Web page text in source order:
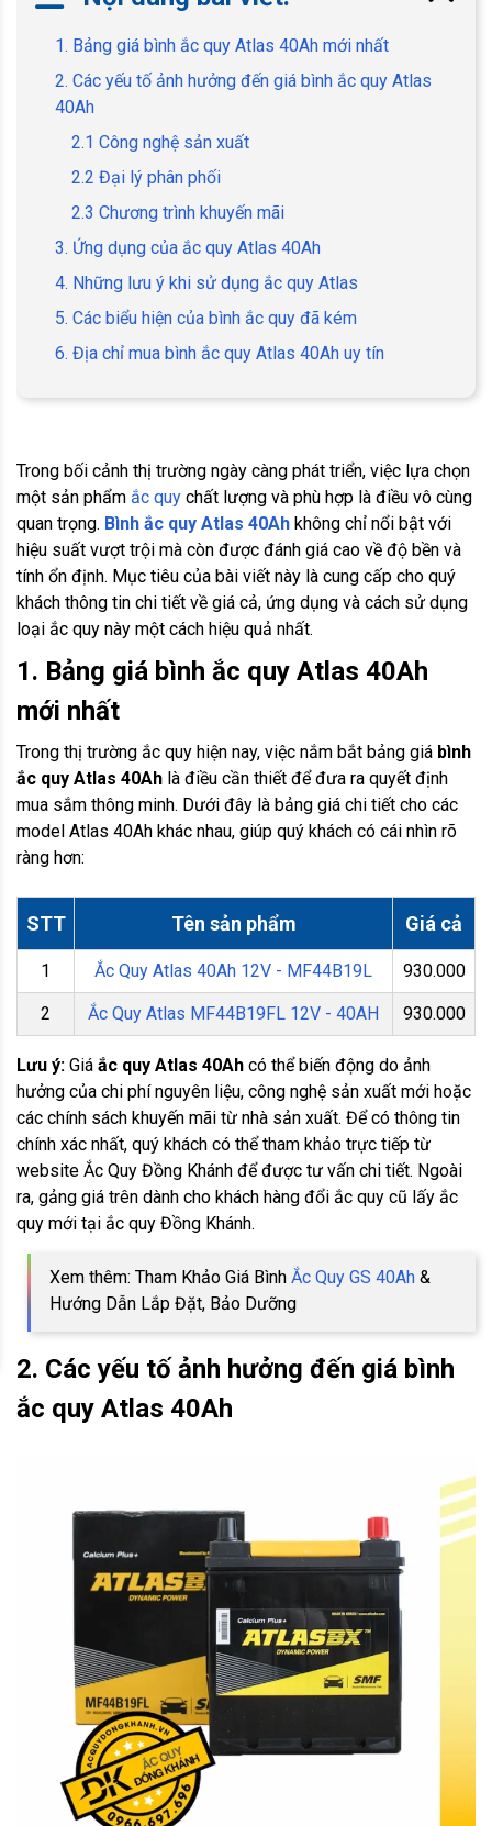
1. Bảng giá bình ắc quy Atlas 40Ah mới nhất
2. Các yếu tố ảnh hưởng đến giá bình ắc quy Atlas
40Ah
2.1 Công nghệ sản xuất
2.2 Đại lý phân phối
2.3 Chương trình khuyến mãi
3. Ứng dụng của ắc quy Atlas 40Ah
4. Những lưu ý khi sử dụng ắc quy Atlas
5. Các biểu hiện của bình ắc quy đã kém
6. Địa chỉ mua bình ắc quy Atlas 40Ah uy tín
Trong bối cảnh thị trường ngày càng phát triển, việc lựa chọn
một sản phẩm ắc quy chất lượng và phù hợp là điều vô cùng
quan trọng. Bình ắc quy Atlas 40Ah không chỉ nổi bật với
hiệu suất vượt trội mà còn được đánh giá cao về độ bền và
tính ổn định. Mục tiêu của bài viết này là cung cấp cho quý
khách thông tin chi tiết về giá cả, ứng dụng và cách sử dụng
loại ắc quy này một cách hiệu quả nhất.
1. Bảng giá bình ắc quy Atlas 40Ah
mới nhất
Trong thị trường ắc quy hiện nay, việc nắm bắt bảng giá bình
ắc quy Atlas 40Ah là điều cần thiết để đưa ra quyết định
mua sắm thông minh. Dưới đây là bảng giá chi tiết cho các
model Atlas 40Ah khác nhau, giúp quý khách có cái nhìn rõ
ràng hơn:
STT Tên sản phẩm Giá cả
1 Ắc Quy Atlas 40Ah 12V - MF44B19L 930.000
2 Ắc Quy Atlas MF44B19FL 12V - 40AH 930.000
Lưu ý: Giá ắc quy Atlas 40Ah có thể biến động do ảnh
hưởng của chi phí nguyên liệu, công nghệ sản xuất mới hoặc
các chính sách khuyến mãi từ nhà sản xuất. Để có thông tin
chính xác nhất, quý khách có thể tham khảo trực tiếp từ
website Ắc Quy Đồng Khánh để được tư vấn chi tiết. Ngoài
ra, gảng giá trên dành cho khách hàng đổi ắc quy cũ lấy ắc
quy mới tại ắc quy Đồng Khánh.
Xem thêm: Tham Khảo Giá Bình Ắc Quy GS 40Ah &
Hướng Dẫn Lắp Đặt, Bảo Dưỡng
2. Các yếu tố ảnh hưởng đến giá bình
ắc quy Atlas 40Ah